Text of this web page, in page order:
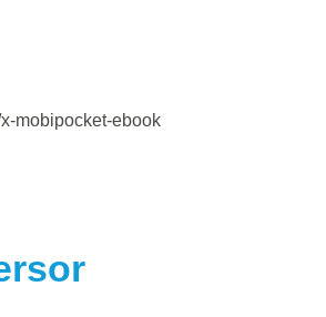
mobipocket-ebook